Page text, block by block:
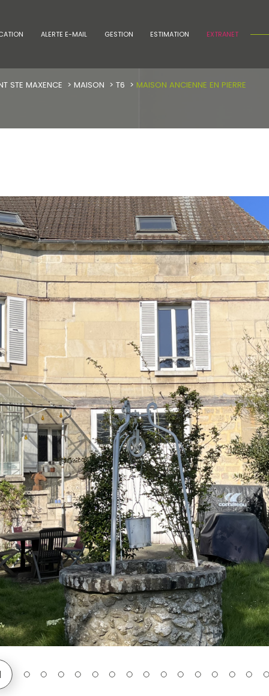
ALERTE E-MAIL GESTION ESTIMATION EXTRANET
voir les4annonces
STE MAXENCE MAISON T6 MAISON ANCIENNE EN PIERRE